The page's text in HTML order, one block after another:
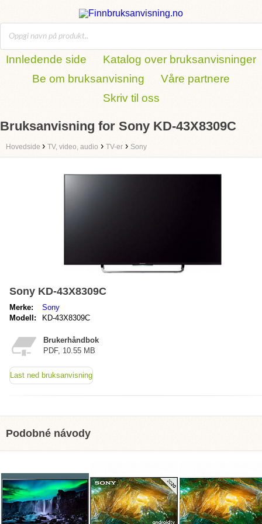
Innledende side
Katalog over bruksanvisninger
Be om bruksanvisning
Våre partnere
Skriv til oss
Bruksanvisning for Sony KD-43X8309C
Hovedside › TV, video, audio › TV-er › Sony
Sony KD-43X8309C
Merke:
Sony
Modell:
KD-43X8309C
Brukerhåndbok
PDF, 10.55 MB
Last ned bruksanvisning
Podobné návody